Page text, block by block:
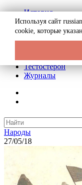
История
Биография
Криминал
Реклама на сайте
Тестостерон
Журналы
Народы
27/05/18
Используя сайт
cookie, которые